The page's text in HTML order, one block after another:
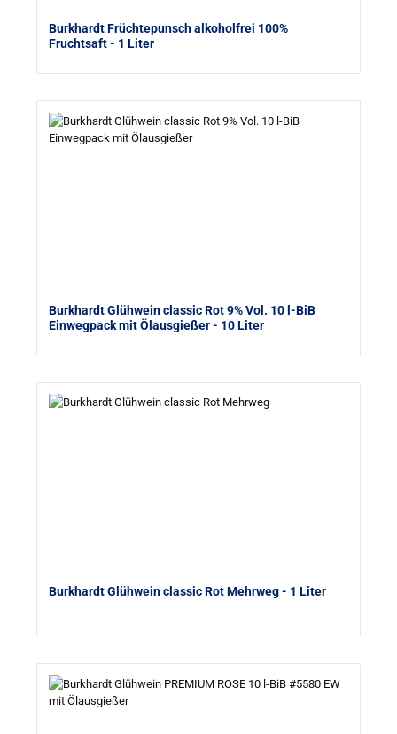
Burkhardt Früchtepunsch alkoholfrei 100%
Fruchtsaft- 1 Liter
Burkhardt Glühwein classic Rot 9% Vol. 10 l-BiB
Einwegpack mit Ölausgießer- 10 Liter
Burkhardt Glühwein classic Rot Mehrweg- 1 Liter